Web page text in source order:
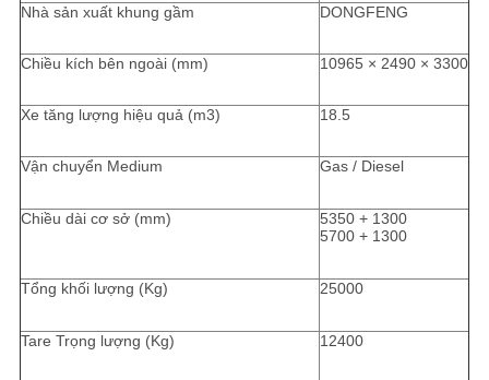
Nhà sản xuất khung gầm DONGFENG
Chiều kích bên ngoài (mm) 10965 × 2490 × 3300
Xe tăng lượng hiệu quả (m3) 18.5
Vận chuyển Medium Gas / Diesel
Chiều dài cơ sở (mm)
5350 + 1300
5700 + 1300
Tổng khối lượng (Kg) 25000
Tare Trọng lượng (Kg) 12400